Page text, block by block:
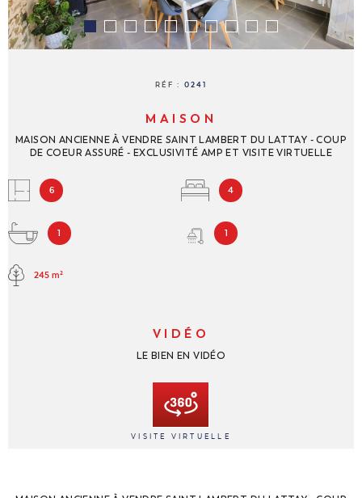
NOUS
RÉF : 0241
MAISON
MAISON ANCIENNE À VENDRE SAINT LAMBERT DU LATTAY - COUP
DE COEUR ASSURÉ - EXCLUSIVITÉ AMP ET VISITE VIRTUELLE
6 4
1 1
245 m²
VIDÉO
LE BIEN EN VIDÉO
VISITE VIRTUELLE